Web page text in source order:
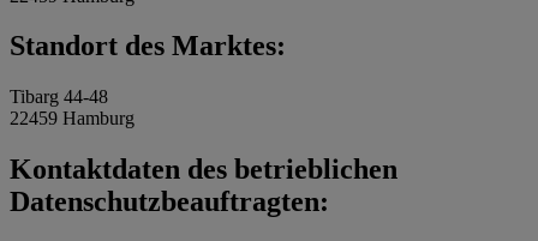
Standort des Marktes:
Tibarg 44-48
22459 Hamburg
Kontaktdaten des betrieblichen
Datenschutzbeauftragten: